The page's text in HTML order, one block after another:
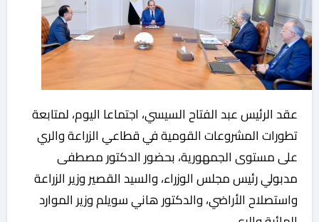
عقد الرئيس عبد الفتاح السيسي، اجتماعا اليوم، لمتابعة
تطورات المشروعات القومية في قطاعي الزراعة والري
على مستوى الجمهورية، بحضور الدكتور مصطفى
مدبولي رئيس مجلس الوزراء، والسيد القصير وزير الزراعة
واستصلاح الأراضي، والدكتور هاني سويلم وزير الموارد